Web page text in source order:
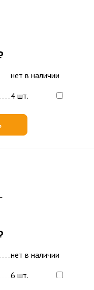
нет в наличии
4 шт.
нет в наличии
6 шт.